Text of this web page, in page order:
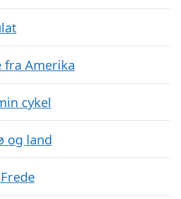
fra Amerika
cykel
og land